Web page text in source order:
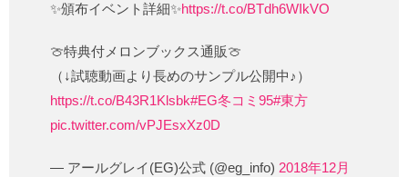
✨頒布イベント詳細✨https://t.co/BTdh6WIkVO
🍈特典付メロンブックス通販🍈
（↓試聴動画より長めのサンプル公開中♪）
https://t.co/B43R1Klsbk#EG冬コミ95#東方
pic.twitter.com/vPJEsxXz0D
— アールグレイ(EG)公式 (@eg_info) 2018年12月